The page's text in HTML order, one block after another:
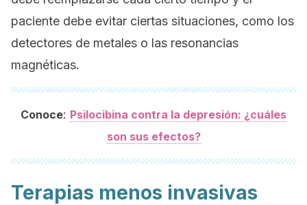
paciente debe evitar ciertas situaciones, como los
detectores de metales o las resonancias
magnéticas.
Conoce: Psilocibina contra la depresión: ¿cuáles
son sus efectos?
Terapias menos invasivas